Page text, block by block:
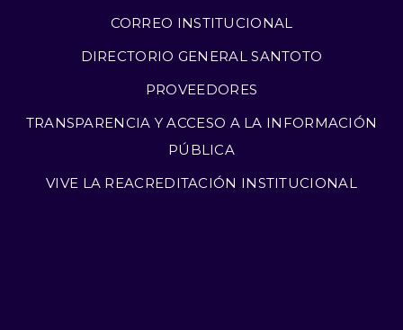
CORREO INSTITUCIONAL
DIRECTORIO GENERAL SANTOTO
PROVEEDORES
TRANSPARENCIA Y ACCESO A LA INFORMACIÓN
PÚBLICA
VIVE LA REACREDITACIÓN INSTITUCIONAL